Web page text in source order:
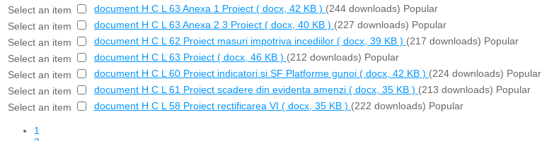
Select an item
document H C L 63 Anexa 1 Proiect ( docx, 42 KB ) (244 downloads) Popular
Select an item
document H C L 63 Anexa 2 3 Proiect ( docx, 40 KB ) (227 downloads) Popular
Select an item
document H C L 62 Proiect masuri impotriva incediilor ( docx, 39 KB ) (217 downloads) Popular
Select an item
document H C L 63 Proiect ( docx, 46 KB ) (212 downloads) Popular
Select an item
document H C L 60 Proiect indicatori si SF Platforme gunoi ( docx, 42 KB ) (224 downloads) Popular
Select an item
document H C L 61 Proiect scadere din evidenta amenzi ( docx, 35 KB ) (213 downloads) Popular
Select an item
document H C L 58 Proiect rectificarea VI ( docx, 35 KB ) (222 downloads) Popular
1